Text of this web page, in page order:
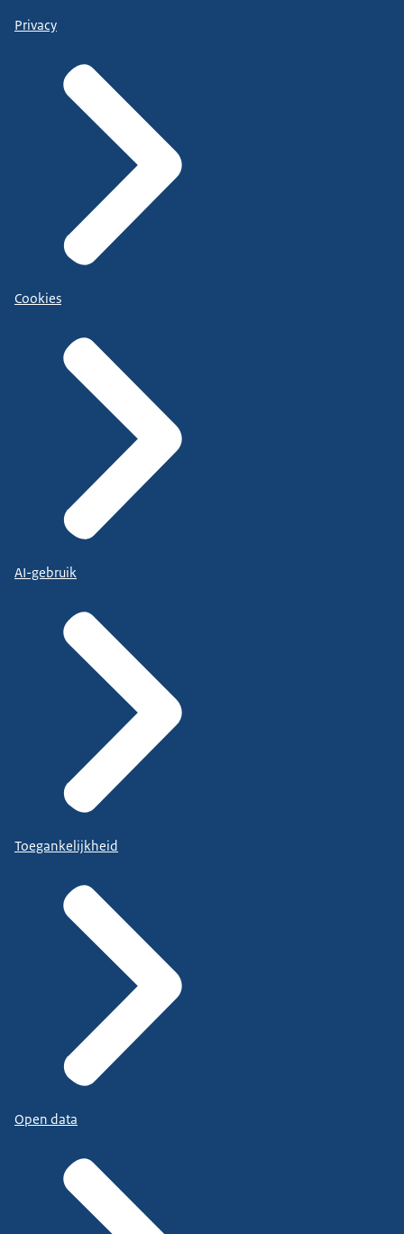
Privacy
Cookies
AI-gebruik
Toegankelijkheid
Open data